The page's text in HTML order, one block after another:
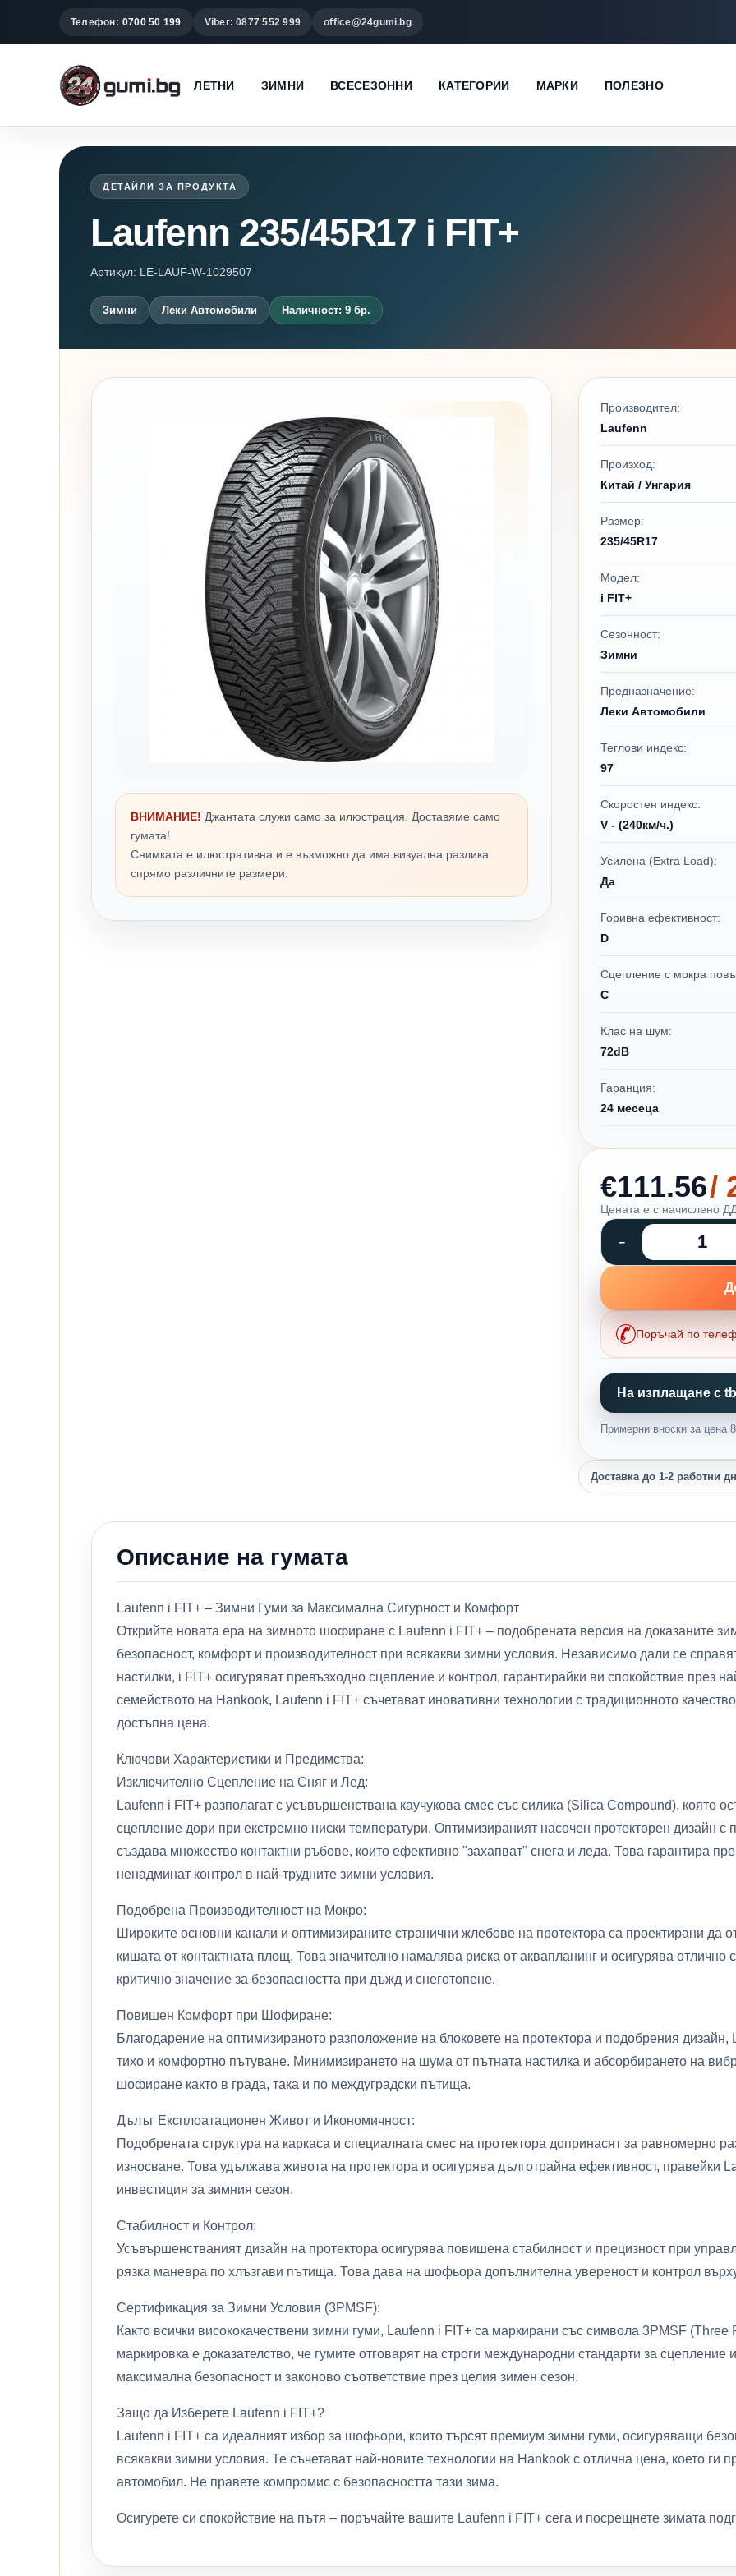
Телефон: 0700 50 199 Viber: 0877 552 999 office@24gumi.bg
ЛЕТНИ ЗИМНИ ВСЕСЕЗОННИ КАТЕГОРИИ МАРКИ ПОЛЕЗНО
ДЕТАЙЛИ ЗА ПРОДУКТА
Laufenn 235/45R17 i FIT+
Артикул: LE-LAUF-W-1029507
Зимни Леки Автомобили Наличност: 9 бр.
ВНИМАНИЕ! Джантата служи само за илюстрация. Доставяме само
гумата!
Снимката е илюстративна и е възможно да има визуална разлика
спрямо различните размери.
Производител:
Laufenn
Произход:
Китай / Унгария
Размер:
235/45R17
Модел:
i FIT+
Сезонност:
Зимни
Предназначение:
Леки Автомобили
Теглови индекс:
97
Скоростен индекс:
V - (240км/ч.)
Усилена (Extra Load):
Да
Горивна ефективност:
D
Сцепление с мокра
C
Клас на шум:
72dB
Гаранция:
24 месеца
€111.56/
Цената е с начислено
Поръчай по
На изплащане с
Примерни вноски за цена
Доставка до 1-2 работни
Описание на гумата
Laufenn i FIT+ – Зимни Гуми за Максимална Сигурност и Комфорт
Открийте новата ера на зимното шофиране с Laufenn i FIT+ – подобрената версия на доказаните
безопасност, комфорт и производителност при всякакви зимни условия. Независимо дали се
настилки, i FIT+ осигуряват превъзходно сцепление и контрол, гарантирайки ви спокойствие през
семейството на Hankook, Laufenn i FIT+ съчетават иновативни технологии с традиционното
достъпна цена.
Ключови Характеристики и Предимства:
Изключително Сцепление на Сняг и Лед:
Laufenn i FIT+ разполагат с усъвършенствана каучукова смес със силика (Silica Compound), която
сцепление дори при екстремно ниски температури. Оптимизираният насочен протекторен дизайн
създава множество контактни ръбове, които ефективно "захапват" снега и леда. Това гарантира
ненадминат контрол в най-трудните зимни условия.
Подобрена Производителност на Мокро:
Широките основни канали и оптимизираните странични жлебове на протектора са проектирани да
кишата от контактната площ. Това значително намалява риска от аквапланинг и осигурява отлично
критично значение за безопасността при дъжд и снеготопене.
Повишен Комфорт при Шофиране:
Благодарение на оптимизираното разположение на блоковете на протектора и подобрения дизайн,
тихо и комфортно пътуване. Минимизирането на шума от пътната настилка и абсорбирането на
шофиране както в града, така и по междуградски пътища.
Дълъг Експлоатационен Живот и Икономичност:
Подобрената структура на каркаса и специалната смес на протектора допринасят за равномерно
износване. Това удължава живота на протектора и осигурява дълготрайна ефективност, правейки
инвестиция за зимния сезон.
Стабилност и Контрол:
Усъвършенстваният дизайн на протектора осигурява повишена стабилност и прецизност при
рязка маневра по хлъзгави пътища. Това дава на шофьора допълнителна увереност и контрол
Сертификация за Зимни Условия (3PMSF):
Както всички висококачествени зимни гуми, Laufenn i FIT+ са маркирани със символа 3PMSF
маркировка е доказателство, че гумите отговарят на строги международни стандарти за сцепление
максимална безопасност и законово съответствие през целия зимен сезон.
Защо да Изберете Laufenn i FIT+?
Laufenn i FIT+ са идеалният избор за шофьори, които търсят премиум зимни гуми, осигуряващи
всякакви зимни условия. Те съчетават най-новите технологии на Hankook с отлична цена, което ги
автомобил. Не правете компромис с безопасността тази зима.
Осигурете си спокойствие на пътя – поръчайте вашите Laufenn i FIT+ сега и посрещнете зимата